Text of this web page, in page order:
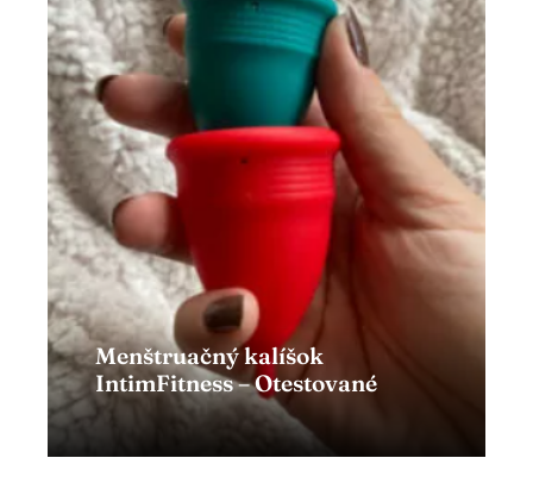
Menštruačný kalíšok
IntimFitness – Otestované
Zobraziť článok